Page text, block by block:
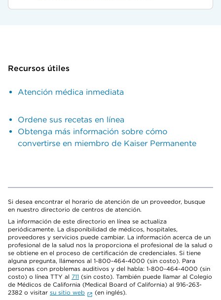
Recursos útiles
Atención médica inmediata
Ordene sus recetas en línea
Obtenga más información sobre cómo
convertirse en miembro de Kaiser Permanente
Si desea encontrar el horario de atención de un proveedor, busque
en nuestro directorio de centros de atención.
La información de este directorio en línea se actualiza
periódicamente. La disponibilidad de médicos, hospitales,
proveedores y servicios puede cambiar. La información acerca de un
profesional de la salud nos la proporciona el profesional de la salud o
se obtiene en el proceso de certificación de credenciales. Si tiene
alguna pregunta, llámenos al 1-800-464-4000 (sin costo). Para
personas con problemas auditivos y del habla: 1-800-464-4000 (sin
costo) o línea TTY al 711 (sin costo). También puede llamar al Colegio
de Médicos de California (Medical Board of California) al 916-263-
2382 o visitar su sitio web
(en inglés).